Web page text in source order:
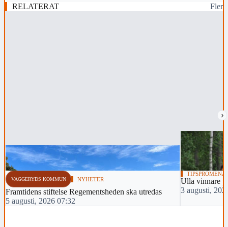
RELATERAT Fler
›
VAGGERYDS KOMMUN NYHETER
Framtidens stiftelse Regementsheden ska utredas
5 augusti, 2026 07:32
Ulla vinnare
3 augusti,